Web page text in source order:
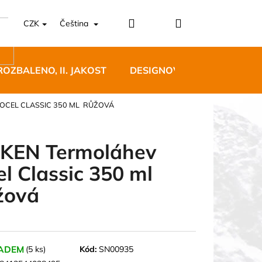
CZK Čeština PřihlášeníNákupní
II. JAKOST DESIGNOVÝ NÁBYTEK
CLASSIC 350 ML RŮŽOVÁ
Termoláhev
Classic 350 ml
(5 ks) Kód: SN00935
BĚŽECKÉ TRAILOVÉ